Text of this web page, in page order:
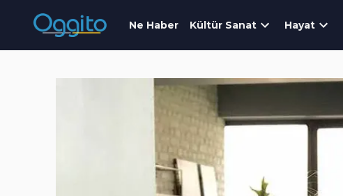
Ne Haber Kültür Sanat Hayat